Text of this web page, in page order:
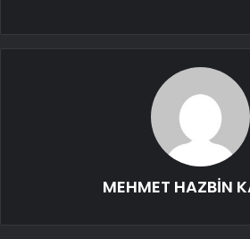
MEHMET HAZBİN